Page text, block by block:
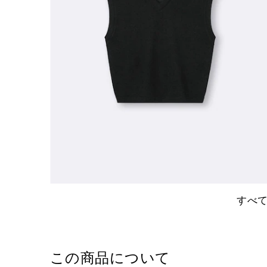
すべ
この商品について